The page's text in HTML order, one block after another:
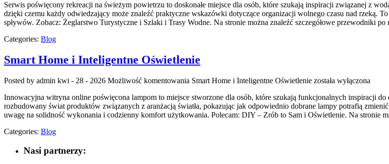
Serwis poświęcony rekreacji na świeżym powietrzu to doskonałe miejsce dla osób, które szukają inspiracji związanej z
dzięki czemu każdy odwiedzający może znaleźć praktyczne wskazówki dotyczące organizacji wolnego czasu nad rzeką.
spływów. Zobacz: Żeglarstwo Turystyczne i Szlaki i Trasy Wodne. Na stronie można znaleźć szczegółowe przewodniki
Categories: Blog
Smart Home i Inteligentne Oświetlenie
Posted by admin kwi - 28 - 2026 Możliwość komentowania Smart Home i Inteligentne Oświetlenie została wyłączona
Innowacyjna witryna online poświęcona lampom to miejsce stworzone dla osób, które szukają funkcjonalnych inspiracji
rozbudowany świat produktów związanych z aranżacją światła, pokazując jak odpowiednio dobrane lampy potrafią
uwagę na solidność wykonania i codzienny komfort użytkowania. Polecam: DIY – Zrób to Sam i Oświetlenie. Na stronie
Categories: Blog
Nasi partnerzy: